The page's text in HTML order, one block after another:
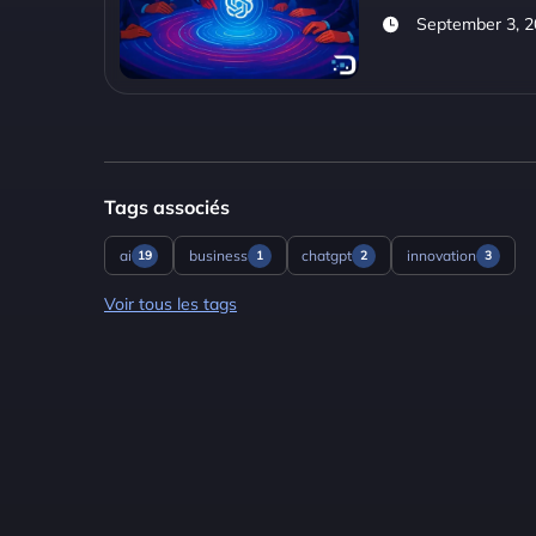
September 3,
Tags associés
ai 19 business 1 chatgpt 2 innovation 3
Voir tous les tags